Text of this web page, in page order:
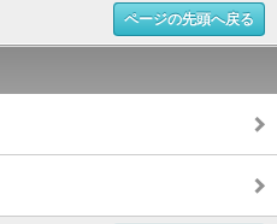
ページの先頭へ戻る